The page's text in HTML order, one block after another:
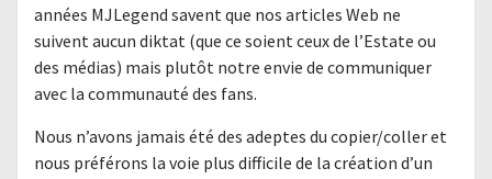
années MJLegend savent que nos articles Web ne
suivent aucun diktat (que ce soient ceux de l’Estate ou
des médias) mais plutôt notre envie de communiquer
avec la communauté des fans.
Nous n’avons jamais été des adeptes du copier/coller et
nous préférons la voie plus difficile de la création d’un